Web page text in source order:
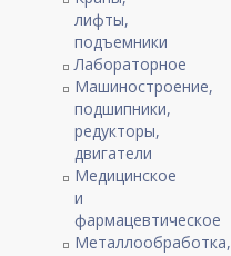
лифты,
подъемники
Лабораторное
Машиностроение,
подшипники,
редукторы,
двигатели
Медицинское
и
фармацевтическое
Металлообработка,